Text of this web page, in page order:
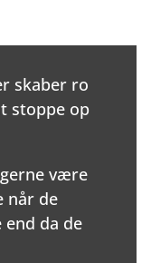
skaber ro
stoppe op
være
når de
da de